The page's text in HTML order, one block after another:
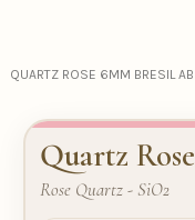
QUARTZ ROSE 6MM BRESIL AB
Quartz Rose
Rose Quartz - SiO2